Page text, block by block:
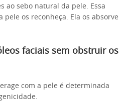
ao sebo natural da pele. Essa
pele os reconheça. Ela os absorve
faciais sem obstruir os
com a pele é determinada